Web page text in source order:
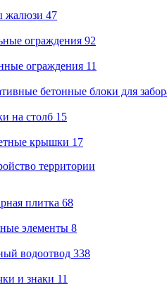
жалюзи 47
ограждения 92
ограждения 11
бетонные блоки для
на столб 15
крышки 17
территории
плитка 68
элементы 8
водоотвод 338
и знаки 11